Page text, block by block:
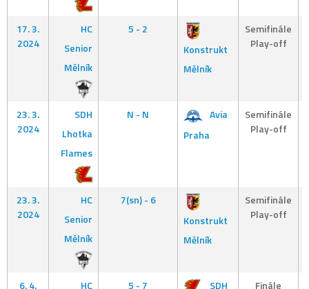
17. 3.
2024
HC
Senior
Mělník
5 - 2
Konstrukt
Mělník
Semifinále
Play-off
23. 3.
2024
SDH
Lhotka
Flames
N - N
Avia
Praha
Semifinále
Play-off
23. 3.
2024
HC
Senior
Mělník
7(sn) - 6
Konstrukt
Mělník
Semifinále
Play-off
6. 4. HC 5 - 7 SDH Finále